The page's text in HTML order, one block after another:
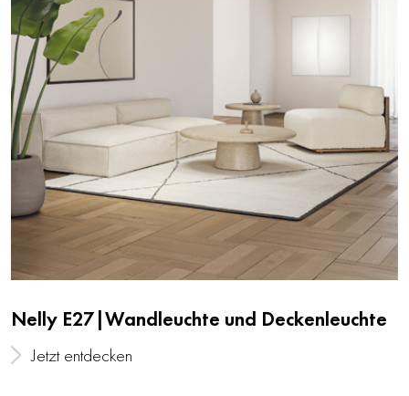
Nelly E27|Wandleuchte und Deckenleuchte
Jetzt entdecken